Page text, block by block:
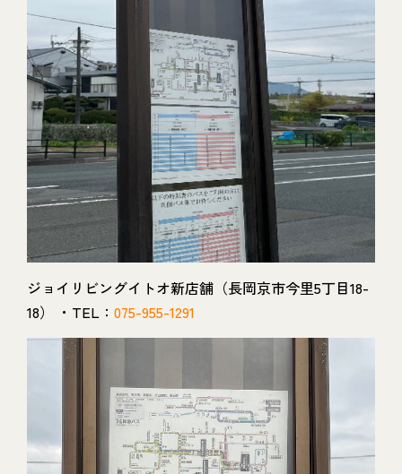
ジョイリビングイトオ新店舗（長岡京市今里5丁目18-
18） ・TEL： 075-955-1291